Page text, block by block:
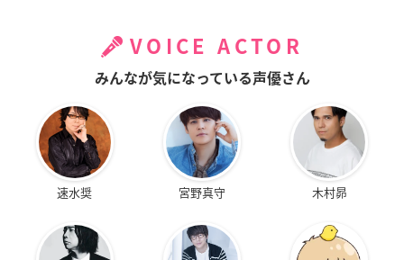
VOICE ACTOR
みんなが気になっている声優さん
速水奨 宮野真守 木村昴